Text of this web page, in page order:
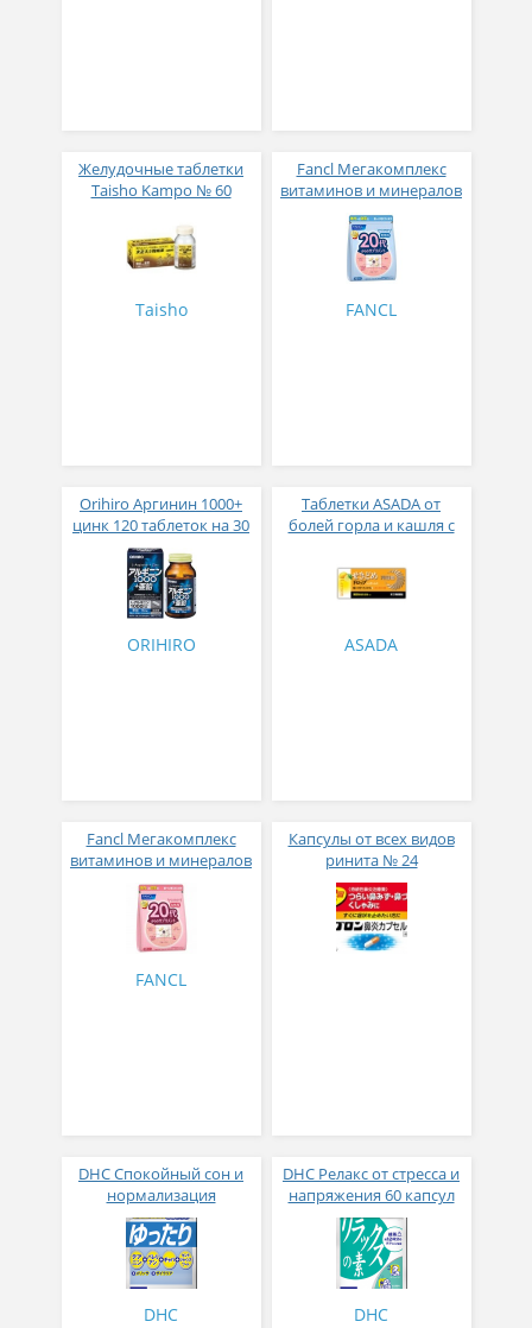
Желудочные таблетки
Taisho Kampo № 60
Taisho
Fancl Мегакомплекс
витаминов и минералов
для мужчин с 20 лет 30
пакетиков
FANCL
Orihiro Аргинин 1000+
цинк 120 таблеток на 30
дней
ORIHIRO
Таблетки ASADA от
болей горла и кашля с
вкусом № 24
ASADA
Fancl Мегакомплекс
витаминов и минералов
для женщин с 20 лет 30
пакетиков на месяц
FANCL
Капсулы от всех видов
ринита № 24
DHC Спокойный сон и
нормализация
биологических ритмов
60 капсул на 30 дней
DHC
DHC Релакс от стресса и
напряжения 60 капсул
на 30 дней
DHC